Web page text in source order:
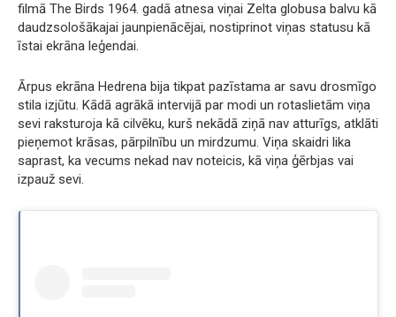
filmā The Birds 1964. gadā atnesa viņai Zelta globusa balvu kā
daudzsološākajai jaunpienācējai, nostiprinot viņas statusu kā
īstai ekrāna leģendai.
Ārpus ekrāna Hedrena bija tikpat pazīstama ar savu drosmīgo
stila izjūtu. Kādā agrākā intervijā par modi un rotaslietām viņa
sevi raksturoja kā cilvēku, kurš nekādā ziņā nav atturīgs, atklāti
pieņemot krāsas, pārpilnību un mirdzumu. Viņa skaidri lika
saprast, ka vecums nekad nav noteicis, kā viņa ģērbjas vai
izpauž sevi.